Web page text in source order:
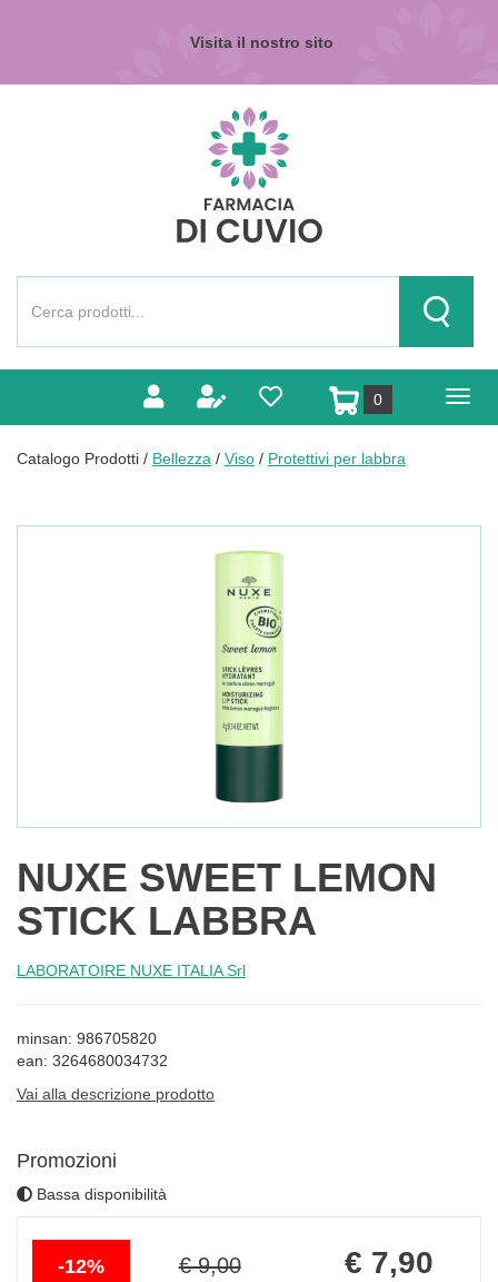
Visita il nostro sito
Prodotto
Cerca
0prodotti
inseriti
Catalogo Prodotti / Bellezza / Viso / Protettivi per labbra
NUXE SWEET LEMON
STICK LABBRA
LABORATOIRE NUXE ITALIA Srl
minsan: 986705820
ean: 3264680034732
Vai alla descrizione prodotto
Promozioni
Bassa disponibilità
12% € 9,00
Prezzo
scontato
€ 7,90